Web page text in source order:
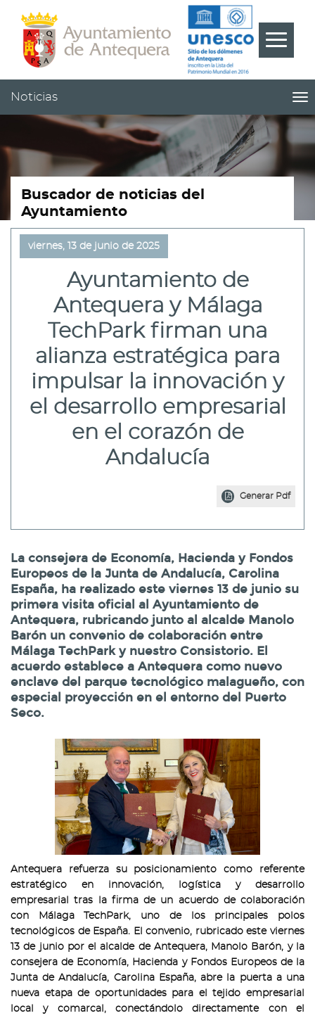
Cabecera
Pie
Menú
???
Noticias
Buscador de noticias del
Ayuntamiento
viernes, 13 de junio de 2025
Ayuntamiento de
Antequera y Málaga
TechPark firman una
alianza estratégica para
impulsar la innovación y
el desarrollo empresarial
en el corazón de
Andalucía
Generar Pdf
La consejera de Economía, Hacienda y Fondos
Europeos de la Junta de Andalucía, Carolina
España, ha realizado este viernes 13 de junio su
primera visita oficial al Ayuntamiento de
Antequera, rubricando junto al alcalde Manolo
Barón un convenio de colaboración entre
Málaga TechPark y nuestro Consistorio. El
acuerdo establece a Antequera como nuevo
enclave del parque tecnológico malagueño, con
especial proyección en el entorno del Puerto
Seco.
Antequera refuerza su posicionamiento como referente
estratégico en innovación, logística y desarrollo
empresarial tras la firma de un acuerdo de colaboración
con Málaga TechPark, uno de los principales polos
tecnológicos de España. El convenio, rubricado este viernes
13 de junio por el alcalde de Antequera, Manolo Barón, y la
consejera de Economía, Hacienda y Fondos Europeos de la
Junta de Andalucía, Carolina España, abre la puerta a una
nueva etapa de oportunidades para el tejido empresarial
local y comarcal, conectándolo directamente con el